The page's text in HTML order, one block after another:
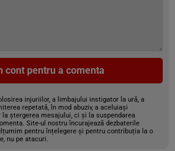
cont pentru a comenta
injuriilor, a limbajului instigator la ură, a
repetată, în mod abuziv, a aceluiași
ștergerea mesajului, ci și la suspendarea
Site-ul nostru încurajează dezbaterile
pentru înțelegere și pentru contribuția la o
nu pe atacuri.